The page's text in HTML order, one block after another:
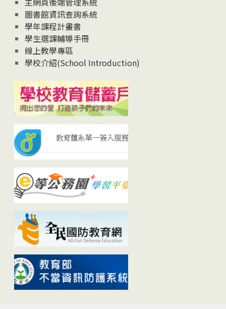
圖書館資訊查詢系統
學年課程計畫書
學生選課輔導手冊
線上教學專區
學校介紹(School Introduction)